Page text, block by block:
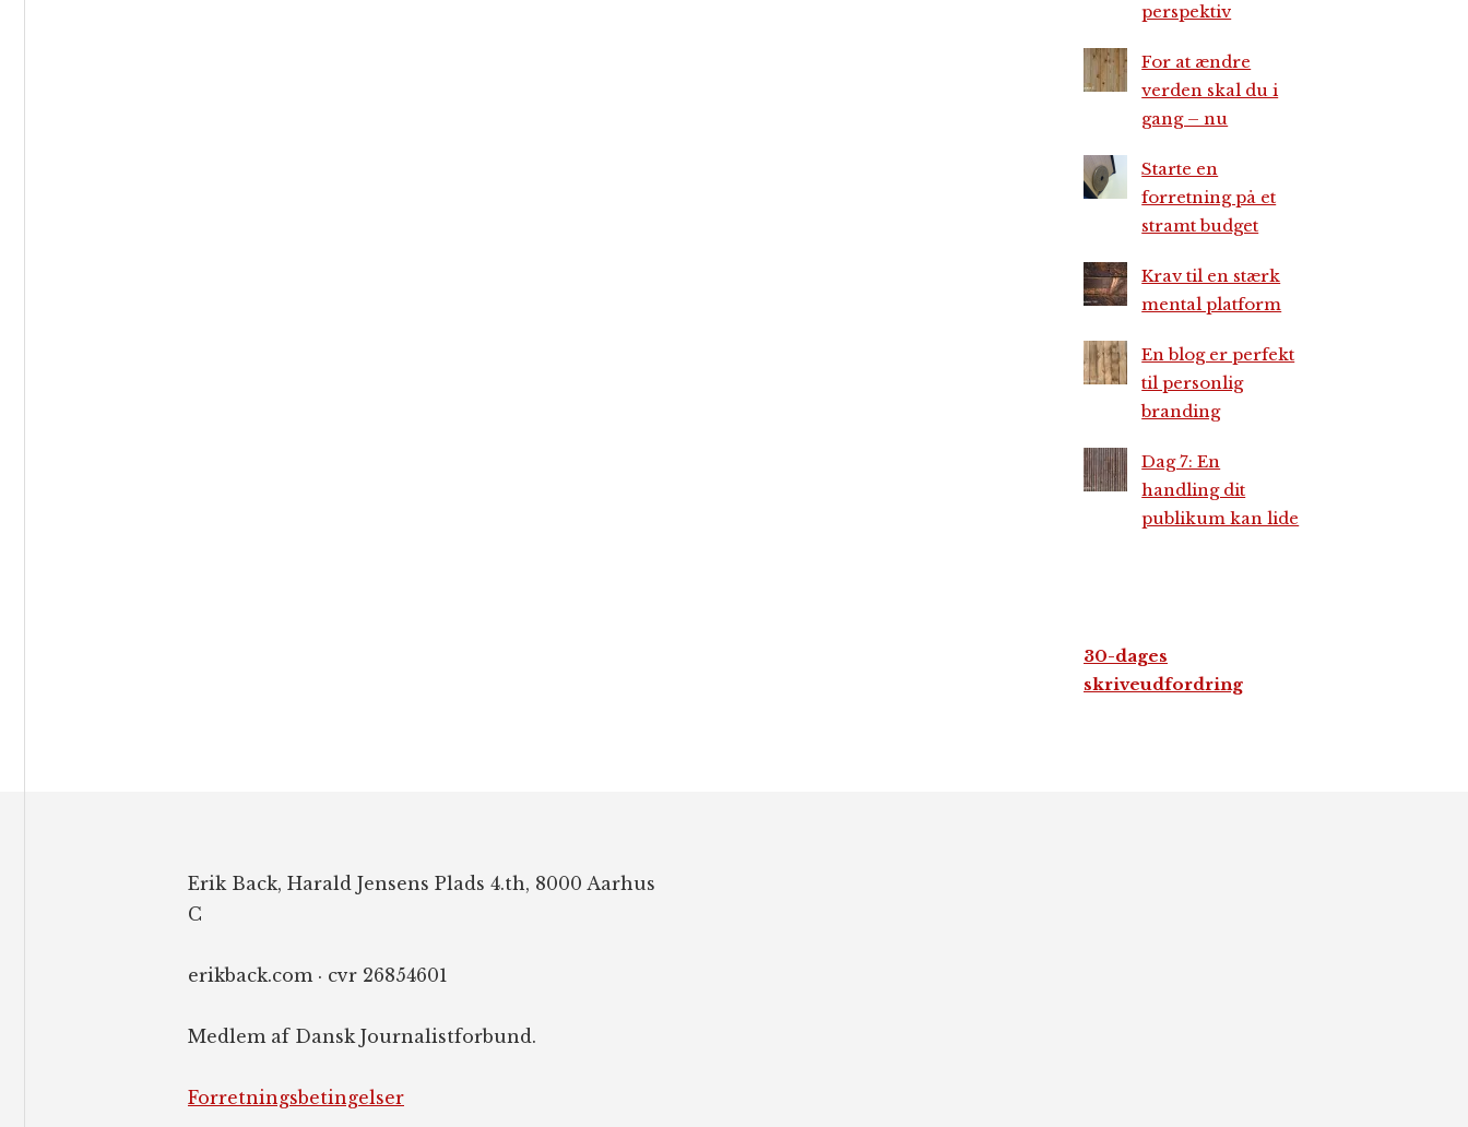
perspektiv
For at ændre
verden skal du i
gang – nu
Starte en
forretning på et
stramt budget
Krav til en stærk
mental platform
En blog er perfekt
til personlig
branding
Dag 7: En
handling dit
publikum kan lide
30-dages
skriveudfordring
Erik Back, Harald Jensens Plads 4.th, 8000 Aarhus
C
erikback.com · cvr 26854601
Medlem af Dansk Journalistforbund.
Forretningsbetingelser